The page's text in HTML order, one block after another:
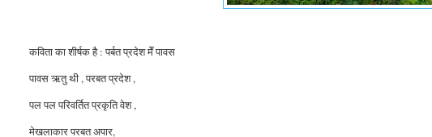
कविता का शीर्षक है : पर्बत प्रदेश मेँ पावस
पावस ऋतुथी , परबत प्रदेश ,
पल पल परिवर्तित प्रकृति वेश ,
मेखलाकार परबत अपार,